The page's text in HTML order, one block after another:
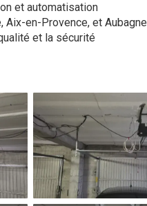
et automatisation
Aix-en-Provence, et Aubagne
et la sécurité